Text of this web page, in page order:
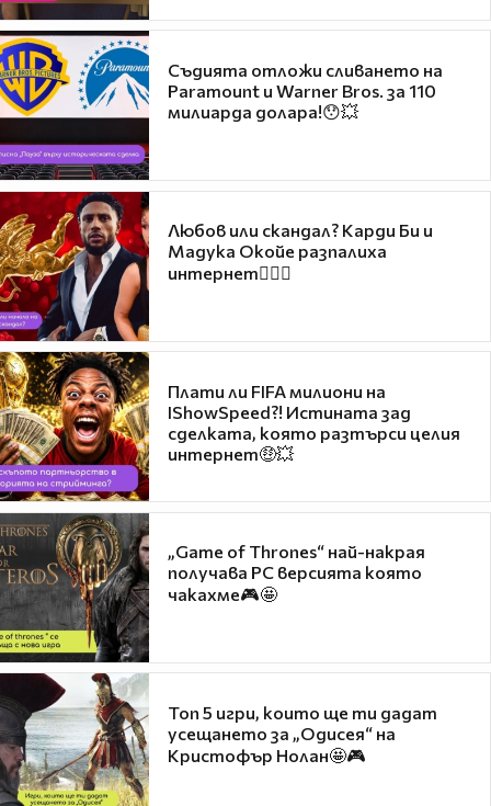
Съдията отложи сливането на
Paramount и Warner Bros. за 110
милиарда долара!😯💥
Любов или скандал? Карди Би и
Мадука Окойе разпалиха
интернет❤️‍🔥🔥
Плати ли FIFA милиони на
IShowSpeed?! Истината зад
сделката, която разтърси целия
интернет🤑💥
„Game of Thrones“ най-накрая
получава PC версията която
чакахме🎮🤩
Топ 5 игри, които ще ти дадат
усещането за „Одисея“ на
Кристофър Нолан🤩🎮